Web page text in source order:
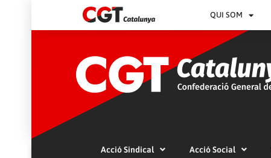
QUI SOM
Acció Sindical Acció Social